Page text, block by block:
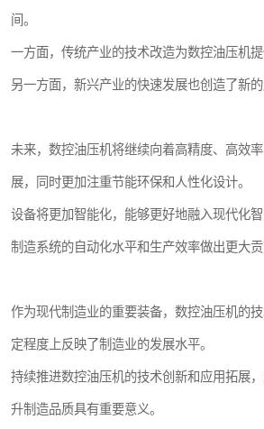
间。
一方面，传统产业的技术改造为数控油压机提
另一方面，新兴产业的快速发展也创造了新的
未来，数控油压机将继续向着高精度、高效
展，同时更加注重节能环保和人性化设计。
设备将更加智能化，能够更好地融入现代化
制造系统的自动化水平和生产效率做出更大贡
作为现代制造业的重要装备，数控油压机的
定程度上反映了制造业的发展水平。
持续推进数控油压机的技术创新和应用拓展
升制造品质具有重要意义。